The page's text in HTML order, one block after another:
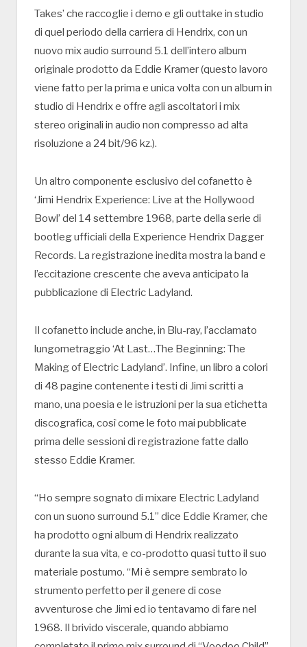
Takes’ che raccoglie i demo e gli outtake in studio
di quel periodo della carriera di Hendrix, con un
nuovo mix audio surround 5.1 dell’intero album
originale prodotto da Eddie Kramer (questo lavoro
viene fatto per la prima e unica volta con un album in
studio di Hendrix e offre agli ascoltatori i mix
stereo originali in audio non compresso ad alta
risoluzione a 24 bit/96 kz.).
Un altro componente esclusivo del cofanetto è
‘Jimi Hendrix Experience: Live at the Hollywood
Bowl’ del 14 settembre 1968, parte della serie di
bootleg ufficiali della Experience Hendrix Dagger
Records. La registrazione inedita mostra la band e
l’eccitazione crescente che aveva anticipato la
pubblicazione di Electric Ladyland.
Il cofanetto include anche, in Blu-ray, l’acclamato
lungometraggio ‘At Last…The Beginning: The
Making of Electric Ladyland’. Infine, un libro a colori
di 48 pagine contenente i testi di Jimi scritti a
mano, una poesia e le istruzioni per la sua etichetta
discografica, così come le foto mai pubblicate
prima delle sessioni di registrazione fatte dallo
stesso Eddie Kramer.
“Ho sempre sognato di mixare Electric Ladyland
con un suono surround 5.1” dice Eddie Kramer, che
ha prodotto ogni album di Hendrix realizzato
durante la sua vita, e co-prodotto quasi tutto il suo
materiale postumo. “Mi è sempre sembrato lo
strumento perfetto per il genere di cose
avventurose che Jimi ed io tentavamo di fare nel
1968. Il brivido viscerale, quando abbiamo